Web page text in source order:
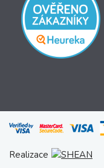
Realizace